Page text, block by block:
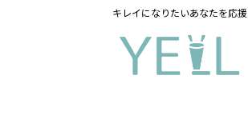
キレイになりたいあなたを応援